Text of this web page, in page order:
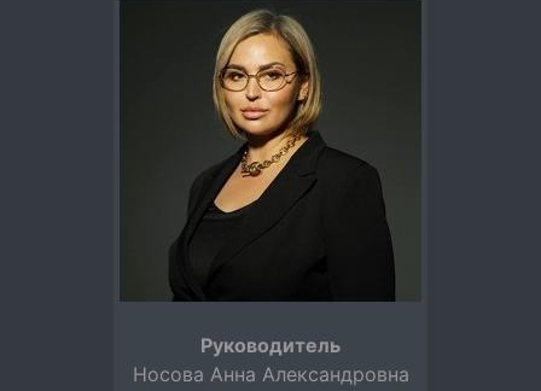
Руководитель
Носова Анна Александровна